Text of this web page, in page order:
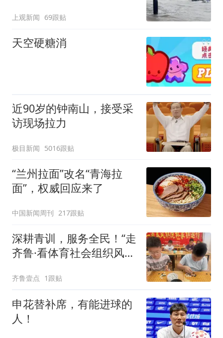
上观新闻 69跟贴
天空硬糖消
近90岁的钟南山，接受采
访现场拉力
极目新闻 5016跟贴
“兰州拉面”改名“青海拉
面”，权威回应来了
中国新闻周刊 217跟贴
深耕青训，服务全民！“走
齐鲁·看体育社会组织风
齐鲁壹点 1跟贴
申花替补席，有能进球的
人！